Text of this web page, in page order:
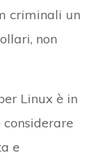
criminali un
non
Linux è in
e